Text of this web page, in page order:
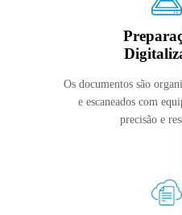
Os documentos são
e escaneados com
precisão e